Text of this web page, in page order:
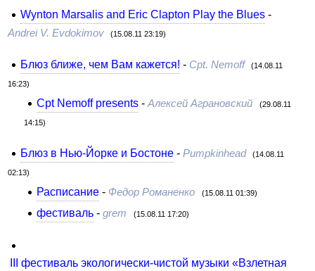
Wynton Marsalis and Eric Clapton Play the Blues-
Andrei V. Evdokimov (15.08.11 23:19)
Блюз ближе, чем Вам кажется! - Cpt. Nemoff (14.08.11
16:23)
Cpt Nemoff presents -Алексей Аграновский (29.08.11
14:15)
Блюз в Нью-Йорке и Бостоне- Pumpkinhead (14.08.11
02:13)
Расписание - Федор Романенко (15.08.11 01:39)
фестиваль -grem (15.08.11 17:20)
III фестиваль экологически-чистой музыки «Взлетная